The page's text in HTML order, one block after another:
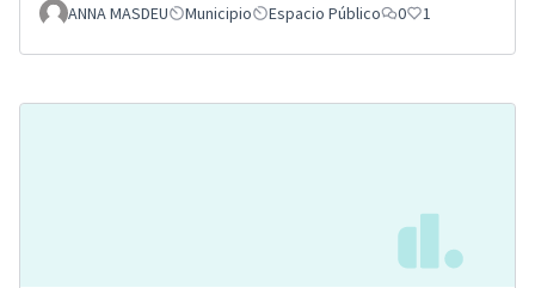
ANNA MASDEU Municipio Espacio Público 0 1